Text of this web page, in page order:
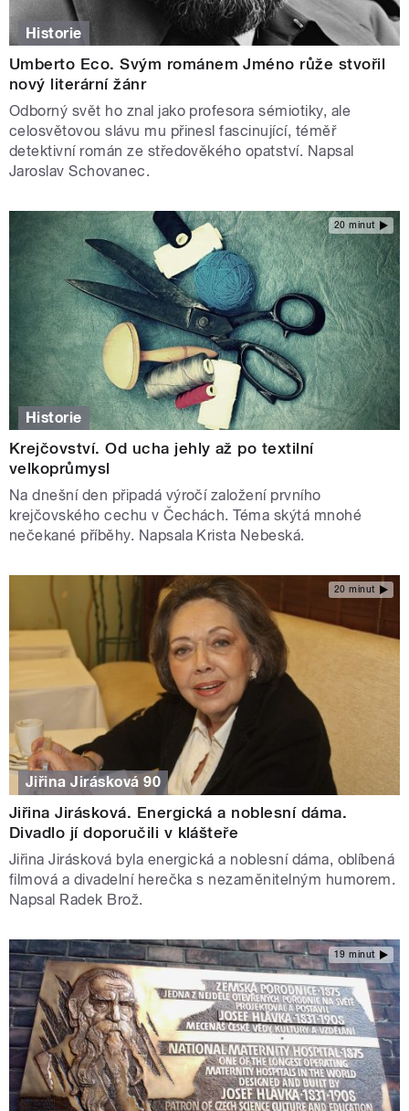
Historie
Umberto Eco. Svým románem Jméno růže stvořil
nový literární žánr
Odborný svět ho znal jako profesora sémiotiky, ale
celosvětovou slávu mu přinesl fascinující, téměř
detektivní román ze středověkého opatství. Napsal
Jaroslav Schovanec.
20 minut
Historie
Krejčovství. Od ucha jehly až po textilní
velkoprůmysl
Na dnešní den připadá výročí založení prvního
krejčovského cechu v Čechách. Téma skýtá mnohé
nečekané příběhy. Napsala Krista Nebeská.
20 minut
Jiřina Jirásková 90
Jiřina Jirásková. Energická a noblesní dáma.
Divadlo jí doporučili v klášteře
Jiřina Jirásková byla energická a noblesní dáma, oblíbená
filmová a divadelní herečka s nezaměnitelným humorem.
Napsal Radek Brož.
19 minut